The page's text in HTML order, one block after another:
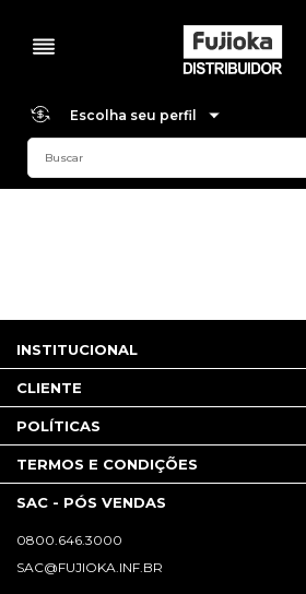
Escolha seu perfil
INSTITUCIONAL
CLIENTE
POLÍTICAS
TERMOS E CONDIÇÕES
SAC - PÓS VENDAS
0800.646.3000
SAC@FUJIOKA.INF.BR